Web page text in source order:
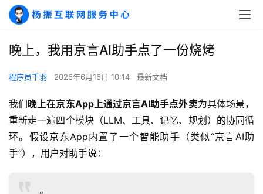
晚上，我用京言AI助手点了一份烧烤
程序员千羽 2026年6月16日 10:14 最新文档
我们晚上在京东App上通过京言AI助手点外卖为具体场景，
重新走一遍四个模块（LLM、工具、记忆、规划）的协同循
环。假设京东App内置了一个智能助手（类似“京言AI助
手”），用户对助手说：